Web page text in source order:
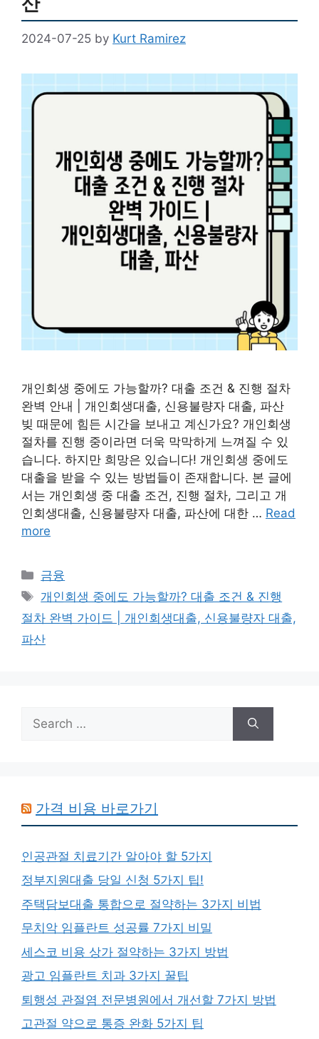
2024-07-25 by Kurt Ramirez
개인회생 중에도 가능할까? 대출 조건 & 진행 절차
완벽 안내 | 개인회생대출, 신용불량자 대출, 파산
빚 때문에 힘든 시간을 보내고 계신가요? 개인회생
절차를 진행 중이라면 더욱 막막하게 느껴질 수 있
습니다. 하지만 희망은 있습니다! 개인회생 중에도
대출을 받을 수 있는 방법들이 존재합니다. 본 글에
서는 개인회생 중 대출 조건, 진행 절차, 그리고 개
인회생대출, 신용불량자 대출, 파산에 대한 … Read
more
Categories
금융
Tags
개인회생 중에도 가능할까? 대출 조건 & 진행
절차 완벽 가이드 | 개인회생대출, 신용불량자 대출,
파산
for:
가격 비용 바로가기
인공관절 치료기간 알아야 할 5가지
정부지원대출 당일 신청 5가지 팁!
주택담보대출 통합으로 절약하는 3가지 비법
무치악 임플란트 성공률 7가지 비밀
세스코 비용 상가 절약하는 3가지 방법
광고 임플란트 치과 3가지 꿀팁
퇴행성 관절염 전문병원에서 개선할 7가지 방법
고관절 약으로 통증 완화 5가지 팁